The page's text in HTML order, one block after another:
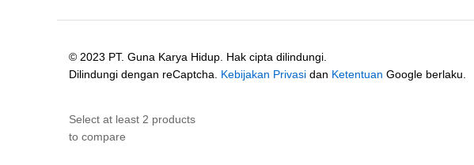
© 2023 PT. Guna Karya Hidup. Hak cipta dilindungi.
Dilindungi dengan reCaptcha. Kebijakan Privasi dan Ketentuan Google berlaku.
Select at least 2 products
to compare